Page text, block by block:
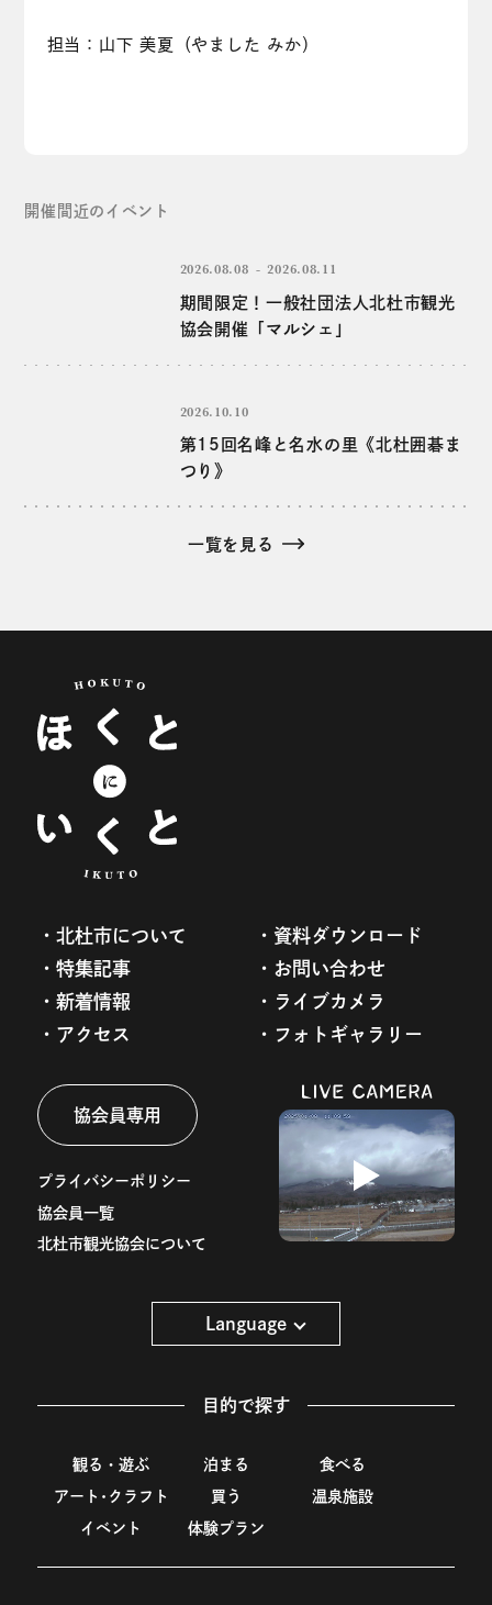
担当：山下 美夏（やました みか）
開催間近のイベント
2026.08.08 2026.08.11
期間限定！一般社団法人北杜市観光
協会開催「マルシェ」
2026.10.10
第15回名峰と名水の里《北杜囲碁ま
つり》
一覧を見る
北杜市について
資料ダウンロード
特集記事
お問い合わせ
新着情報
ライブカメラ
アクセス
フォトギャラリー
協会員専用
プライバシーポリシー
協会員一覧
北杜市観光協会について
Language
目的で探す
観る・遊ぶ 泊まる 食べる
アート･クラフト 買う 温泉施設
イベント 体験プラン